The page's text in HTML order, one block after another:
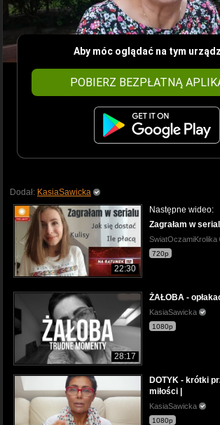
Aby móc oglądać na tym
POBIERZ BEZPŁATNĄ
Dodał: KasiaSawicka
22:30
Następne wideo:
Zagrałam w
SwiatOczamiKrolika
720p
28:17
ŻAŁOBA -
KasiaSawicka
1080p
DOTYK - krótki
miłości |
KasiaSawicka
1080p